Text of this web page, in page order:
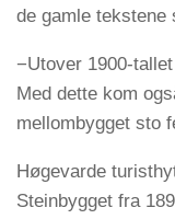
de gamle tekstene
−Utover 1900-
Med dette kom
mellombygget sto
Høgevarde
Steinbygget fra